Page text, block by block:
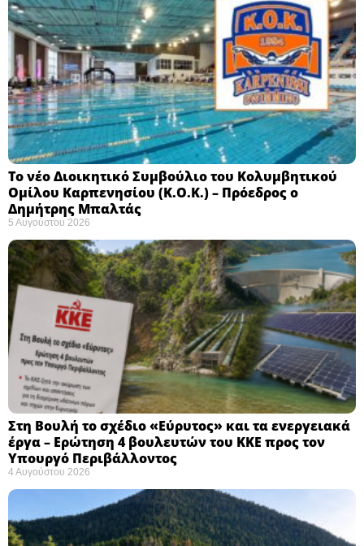
Το νέο Διοικητικό Συμβούλιο του Κολυμβητικού
Ομίλου Καρπενησίου (Κ.Ο.Κ.) – Πρόεδρος ο
Δημήτρης Μπαλτάς
5 Αυγούστου 2026
Στη Βουλή το σχέδιο «Εύρυτος» και τα ενεργειακά
έργα – Ερώτηση 4 βουλευτών του ΚΚΕ προς τον
Υπουργό Περιβάλλοντος
4 Αυγούστου 2026